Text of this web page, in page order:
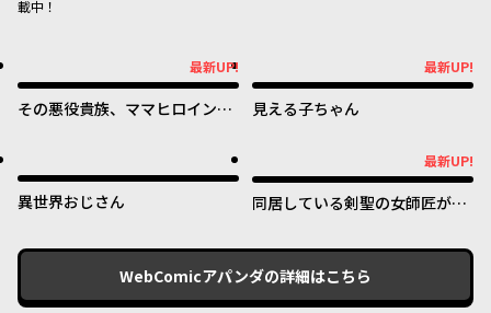
載中！
最新UP!
その悪役貴族、ママヒロインが
となり不遇な推しキャラ助けま
くる～
最新UP!
見える子ちゃん
異世界おじさん
最新UP!
同居している剣聖の女師匠が可
WebComicアパンダの詳細はこちら